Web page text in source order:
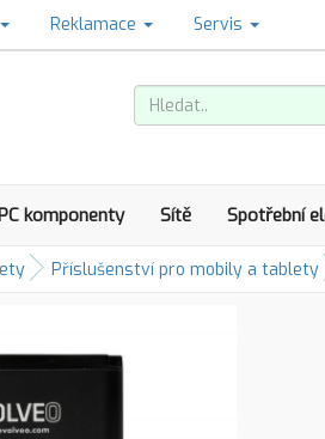
Reklamace Servis
komponenty Sítě Spotřební
Příslušenství pro mobily a tablety